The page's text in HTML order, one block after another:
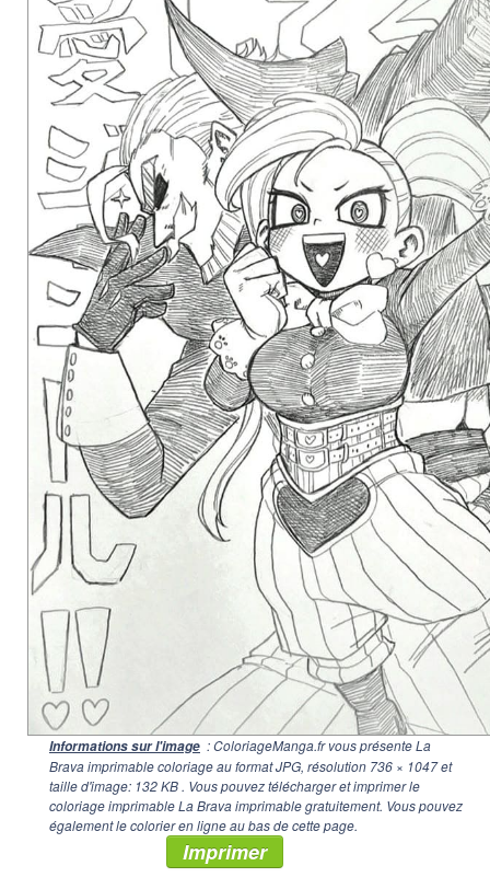
Informations sur l'image : ColoriageManga.fr vous présente La
Brava imprimable coloriage au format JPG, résolution 736 × 1047et
taille d'image: 132 KB . Vous pouvez télécharger et imprimer le
coloriage imprimable La Brava imprimable gratuitement. Vous pouvez
également le colorier en ligne au bas de cette page.
Imprimer